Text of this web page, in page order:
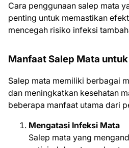
Cara penggunaan salep mata
penting untuk memastikan
mencegah risiko infeksi
Manfaat Salep Mata
Salep mata memiliki berbagai
dan meningkatkan kesehatan
beberapa manfaat utama dari
Mengatasi Infeksi Mata
Salep mata yang